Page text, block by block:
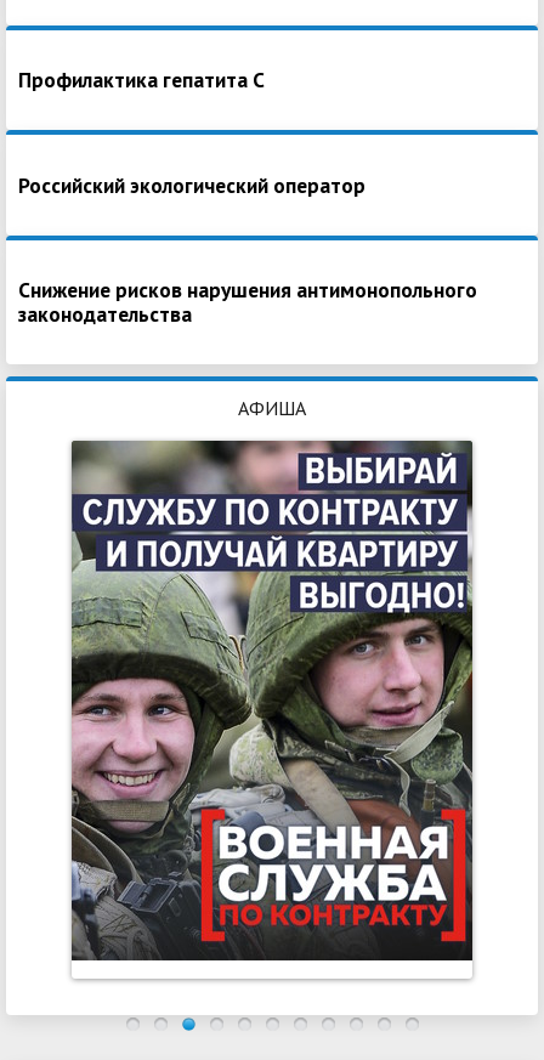
Профилактика гепатита С
Российский экологический оператор
Снижение рисков нарушения антимонопольного
законодательства
АФИША